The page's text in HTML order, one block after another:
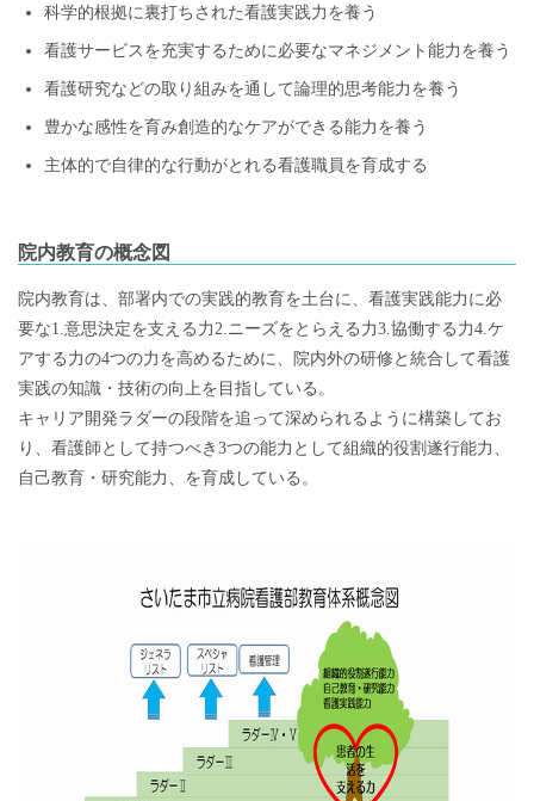
科学的根拠に裏打ちされた看護実践力を養う
看護サービスを充実するために必要なマネジメント能力を養う
看護研究などの取り組みを通して論理的思考能力を養う
豊かな感性を育み創造的なケアができる能力を養う
主体的で自律的な行動がとれる看護職員を育成する
院内教育の概念図
院内教育は、部署内での実践的教育を土台に、看護実践能力に必
要な1.意思決定を支える力2.ニーズをとらえる力3.協働する力4.ケ
アする力の4つの力を高めるために、院内外の研修と統合して看護
実践の知識・技術の向上を目指している。
キャリア開発ラダーの段階を追って深められるように構築してお
り、看護師として持つべき3つの能力として組織的役割遂行能力、
自己教育・研究能力、を育成している。